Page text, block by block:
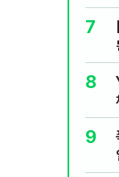
핵' 외치자…與
청하라"
7
8
9